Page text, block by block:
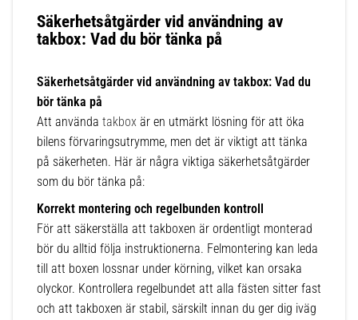
Säkerhetsåtgärder vid användning av
takbox: Vad du bör tänka på
Säkerhetsåtgärder vid användning av takbox: Vad du
bör tänka på
Att använda takbox är en utmärkt lösning för att öka
bilens förvaringsutrymme, men det är viktigt att tänka
på säkerheten. Här är några viktiga säkerhetsåtgärder
som du bör tänka på:
Korrekt montering och regelbunden kontroll
För att säkerställa att takboxen är ordentligt monterad
bör du alltid följa instruktionerna. Felmontering kan leda
till att boxen lossnar under körning, vilket kan orsaka
olyckor. Kontrollera regelbundet att alla fästen sitter fast
och att takboxen är stabil, särskilt innan du ger dig iväg